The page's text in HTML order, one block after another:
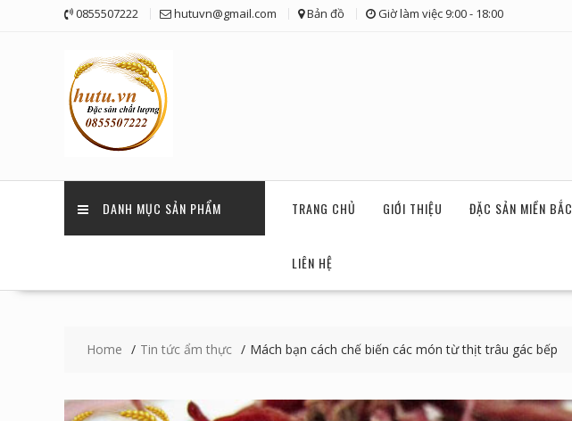
0855507222 hutuvn@gmail.com Bản đồ Giờ làm việc 9:00 - 18:00
DANH MỤC SẢN PHẨM TRANG CHỦ GIỚI THIỆU ĐẶC SẢN MIỀN BẮC
LIÊN HỆ
Home Tin tức ẩm thực Mách bạn cách chế biến các món từ thịt trâu gác bếp